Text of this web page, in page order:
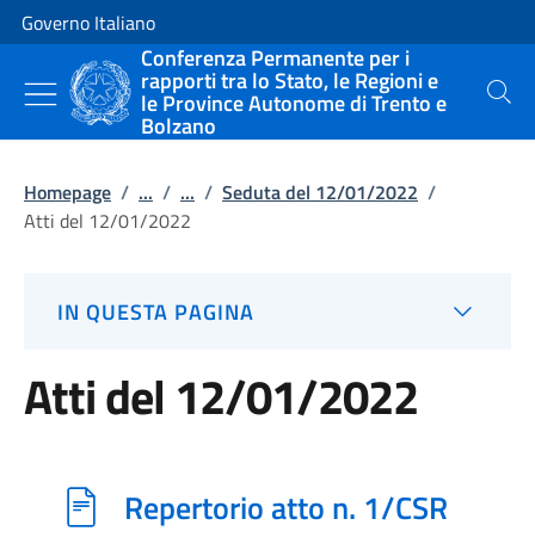
Vai al contenuto
Vai alla navigazione del sito
Governo Italiano
Conferenza Permanente per i
rapporti tra lo Stato, le Regioni e
le Province Autonome di Trento e
Bolzano
Cerca
Homepage / ... / ... / Seduta del 12/01/2022 /
Atti del 12/01/2022
IN QUESTA PAGINA
Atti del 12/01/2022
Repertorio atto n. 1/CSR